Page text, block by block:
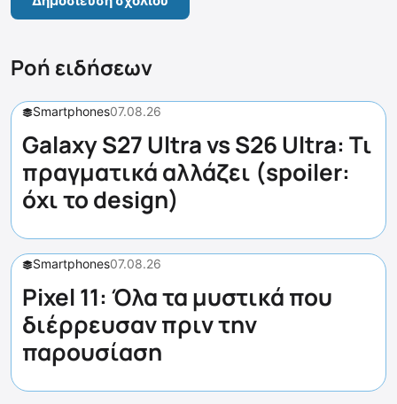
Ροή ειδήσεων
Smartphones07.08.26
Galaxy S27 Ultra vs S26 Ultra: Τι
πραγματικά αλλάζει (spoiler:
όχι το design)
Smartphones07.08.26
Pixel 11: Όλα τα μυστικά που
διέρρευσαν πριν την
παρουσίαση